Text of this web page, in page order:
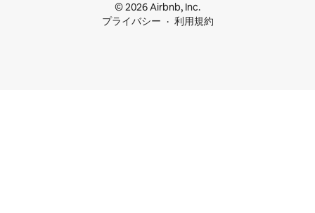
© 2026 Airbnb, Inc.
プライバシー
利用規約